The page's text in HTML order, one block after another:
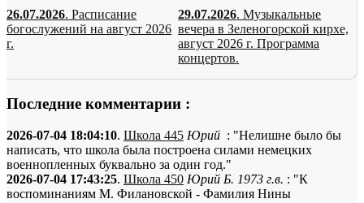
26.07.2026. Расписание
богослужений на август 2026
г.
29.07.2026. Музыкальные
вечера в Зеленогорской кирхе,
август 2026 г. Программа
концертов.
Последние комментарии :
2026-07-04 18:04:10. Школа 445 Юрий : "Нелишне было бы
написать, что школа была построена силами немецких
военнопленных буквально за один год."
2026-07-04 17:43:25. Школа 450 Юрий Б. 1973 г.в. : "К
воспоминаниям М. Филановской - Фамилия Нины